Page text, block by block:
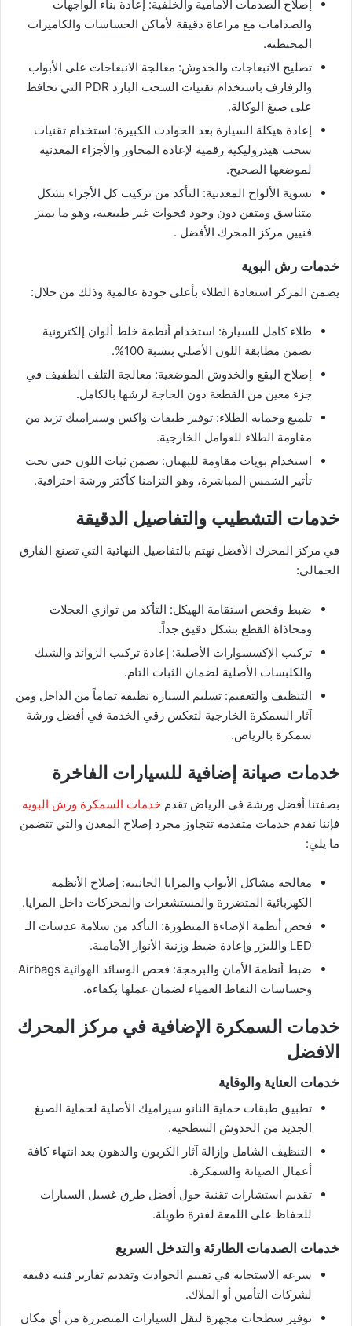
​إصلاح الصدمات الأمامية والخلفية: إعادة بناء الواجهات
والصدامات مع مراعاة دقيقة لأماكن الحساسات والكاميرات
المحيطية.
​تصليح الانبعاجات والخدوش: معالجة الانبعاجات على الأبواب
والرفارف باستخدام تقنيات السحب البارد PDR التي تحافظ
على صبغ الوكالة.
​إعادة هيكلة السيارة بعد الحوادث الكبيرة: استخدام تقنيات
سحب هيدروليكية رقمية لإعادة المحاور والأجزاء المعدنية
لموضعها الصحيح.
​تسوية الألواح المعدنية: التأكد من تركيب كل الأجزاء بشكل
متناسق ومتقن دون وجود فجوات غير طبيعية، وهو ما يميز
فنيين مركز المحرك الأفضل .
​خدمات رش البوية
​يضمن المركز استعادة الطلاء بأعلى جودة عالمية وذلك من خلال:
​طلاء كامل للسيارة: استخدام أنظمة خلط ألوان إلكترونية
تضمن مطابقة اللون الأصلي بنسبة 100%.
​إصلاح البقع والخدوش الموضعية: معالجة التلف الطفيف في
جزء معين من القطعة دون الحاجة لرشها بالكامل.
​تلميع وحماية الطلاء: توفير طبقات واكس وسيراميك تزيد من
مقاومة الطلاء للعوامل الخارجية.
​استخدام بويات مقاومة للبهتان: نضمن ثبات اللون حتى تحت
تأثير الشمس المباشرة، وهو التزامنا كأكثر ورشة احترافية.
​خدمات التشطيب والتفاصيل الدقيقة
في مركز المحرك الأفضل ​نهتم بالتفاصيل النهائية التي تصنع الفارق
الجمالي:
​ضبط وفحص استقامة الهيكل: التأكد من توازي العجلات
ومحاذاة القطع بشكل دقيق جداً.
​تركيب الإكسسوارات الأصلية: إعادة تركيب الزوائد والشبك
والكلبسات الأصلية لضمان الثبات التام.
​التنظيف والتعقيم: تسليم السيارة نظيفة تماماً من الداخل ومن
آثار السمكرة الخارجية لتعكس رقي الخدمة في أفضل ورشة
سمكرة بالرياض.
​خدمات صيانة إضافية للسيارات الفاخرة
​بصفتنا أفضل ورشة في الرياض تقدم خدمات السمكرة ورش البويه
فإننا نقدم خدمات متقدمة تتجاوز مجرد إصلاح المعدن والتي تتضمن
ما يلي:
​معالجة مشاكل الأبواب والمرايا الجانبية: إصلاح الأنظمة
الكهربائية المتضررة والمستشعرات والمحركات داخل المرايا.
​فحص أنظمة الإضاءة المتطورة: التأكد من سلامة عدسات الـ
LED والليزر وإعادة ضبط وزنية الأنوار الأمامية.
​ضبط أنظمة الأمان والبرمجة: فحص الوسائد الهوائية Airbags
وحساسات النقاط العمياء لضمان عملها بكفاءة.
​خدمات السمكرة الإضافية في مركز المحرك
الافضل
​خدمات العناية والوقاية
​تطبيق طبقات حماية النانو سيراميك الأصلية لحماية الصبغ
الجديد من الخدوش السطحية.
​التنظيف الشامل وإزالة آثار الكربون والدهون بعد انتهاء كافة
أعمال الصيانة والسمكرة.
​تقديم استشارات تقنية حول أفضل طرق غسيل السيارات
للحفاظ على اللمعة لفترة طويلة.
​خدمات الصدمات الطارئة والتدخل السريع
​سرعة الاستجابة في تقييم الحوادث وتقديم تقارير فنية دقيقة
لشركات التأمين أو الملاك.
​توفير سطحات مجهزة لنقل السيارات المتضررة من أي مكان